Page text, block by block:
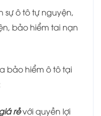
sự ô tô tự nguyện,
bảo hiểm tai nạn
bảo hiểm ô tô tại
rẻvới quyền lợi